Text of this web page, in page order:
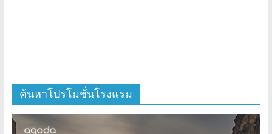
ค้นหาโปรโมชั่นโรงแรม